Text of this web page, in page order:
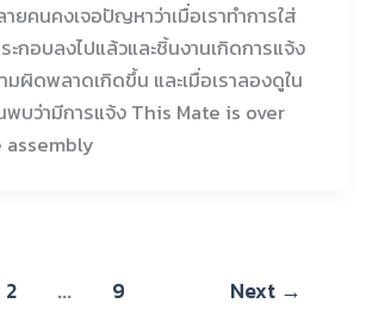
ยคนคงเจอปัญหาว่าเมื่อเราทำการใส่
ะกอบลงไปแล้วและชิ้นงานเกิดการแจ้ง
มผิดพลาดเกิดขึ้น และเมื่อเราลองดูใน
พบว่ามีการแจ้ง This Mate is over
2 … 9 Next →